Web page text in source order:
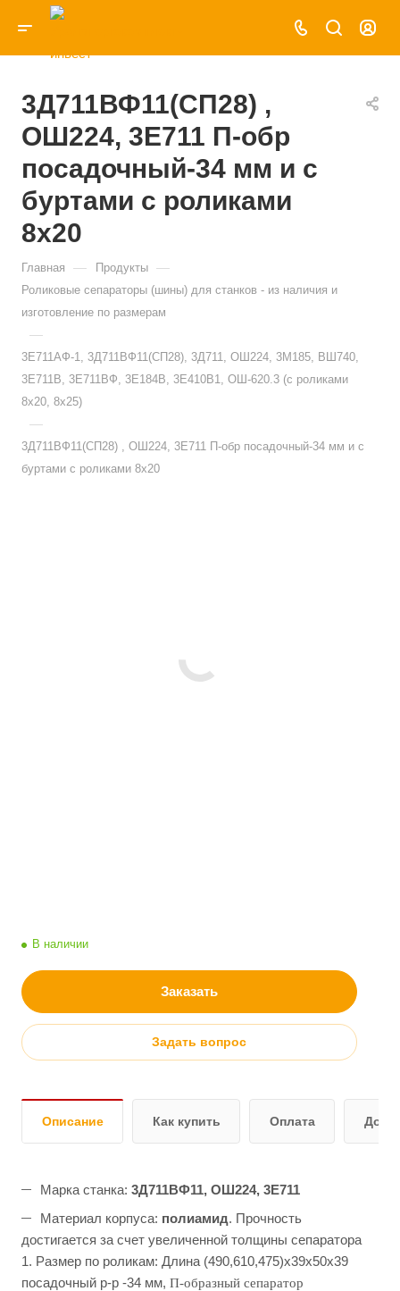
3Д711ВФ11(СП28) ,
ОШ224, 3Е711 П-обр
посадочный-34 мм и с
буртами с роликами
8х20
Главная — Продукты —
Роликовые сепараторы (шины) для станков - из наличия и
изготовление по размерам
—
3Е711АФ-1, 3Д711ВФ11(СП28), 3Д711, ОШ224, 3М185, ВШ740,
3Е711В, 3Е711ВФ, 3Е184В, 3Е410В1, ОШ-620.3 (с роликами
8х20, 8х25)
—
3Д711ВФ11(СП28) , ОШ224, 3Е711 П-обр посадочный-34 мм и с
буртами с роликами 8х20
В наличии
Заказать
Задать вопрос
Описание Как купить Оплата
Марка станка: 3Д711ВФ11, ОШ224, 3Е711
Материал корпуса: полиамид. Прочность
достигается за счет увеличенной толщины сепаратора
1. Размер по роликам: Длина (490,610,475)х39х50х39
посадочный р-р -34 мм, П-образный сепаратор